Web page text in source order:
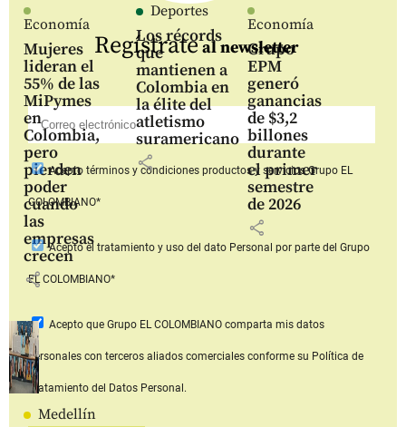
Economía
Mujeres
lideran el
55% de las
MiPymes
en
Colombia,
pero
pierden
poder
cuando
las
empresas
crecen
share
Deportes
Los récords
que
mantienen a
Colombia en
la élite del
atletismo
suramericano
share
Economía
Grupo
EPM
generó
ganancias
de $3,2
billones
durante
el primer
semestre
de 2026
share
Medellín
Regístrateal newsletter
Aceptotérminos y condiciones productos y serviciosGrupo EL
COLOMBIANO*
Aceptoel tratamiento y uso del dato Personal por parte del Grupo
EL COLOMBIANO*
Acepto que Grupo EL COLOMBIANOcomparta mis datos
personales con terceros aliados comerciales conforme su Política de
Tratamiento del Datos Personal.